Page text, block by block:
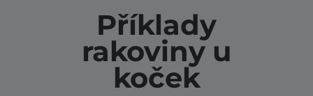
Příklady
rakoviny u
koček